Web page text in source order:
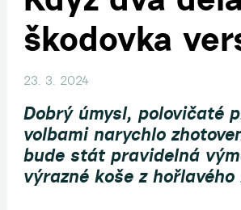
škodovka
23. 3. 2024
Dobrý úmysl, polovičaté
volbami narychlo
bude stát pravidelná
výrazné koše z